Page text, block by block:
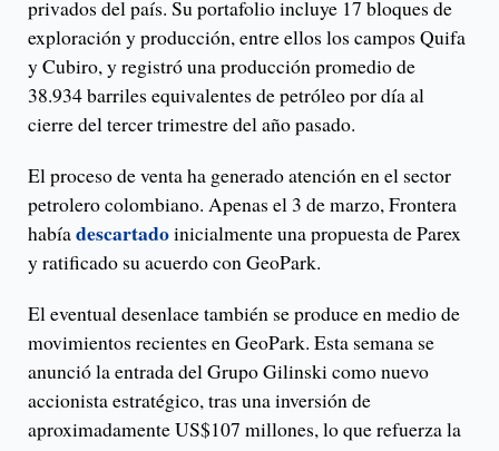
privados del país. Su portafolio incluye 17 bloques de
exploración y producción, entre ellos los campos Quifa
y Cubiro, y registró una producción promedio de
38.934 barriles equivalentes de petróleo por día al
cierre del tercer trimestre del año pasado.
El proceso de venta ha generado atención en el sector
petrolero colombiano. Apenas el 3 de marzo, Frontera
habíadescartadoinicialmente una propuesta de Parex
y ratificado su acuerdo con GeoPark.
El eventual desenlace también se produce en medio de
movimientos recientes en GeoPark. Esta semana se
anunció la entrada del Grupo Gilinski como nuevo
accionista estratégico, tras una inversión de
aproximadamente US$107 millones, lo que refuerza la